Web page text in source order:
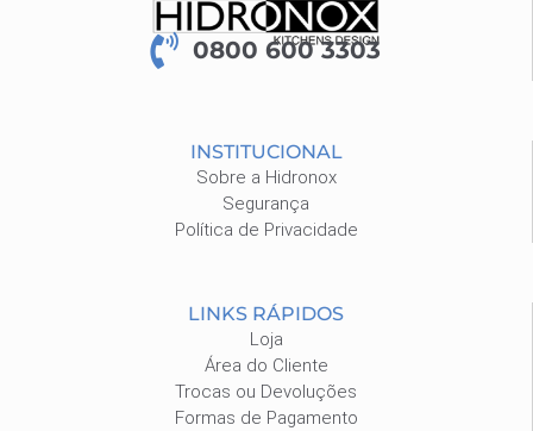
0800 600 3303
INSTITUCIONAL
Sobre a Hidronox
Segurança
Política de Privacidade
LINKS RÁPIDOS
Loja
Área do Cliente
Trocas ou Devoluções
Formas de Pagamento